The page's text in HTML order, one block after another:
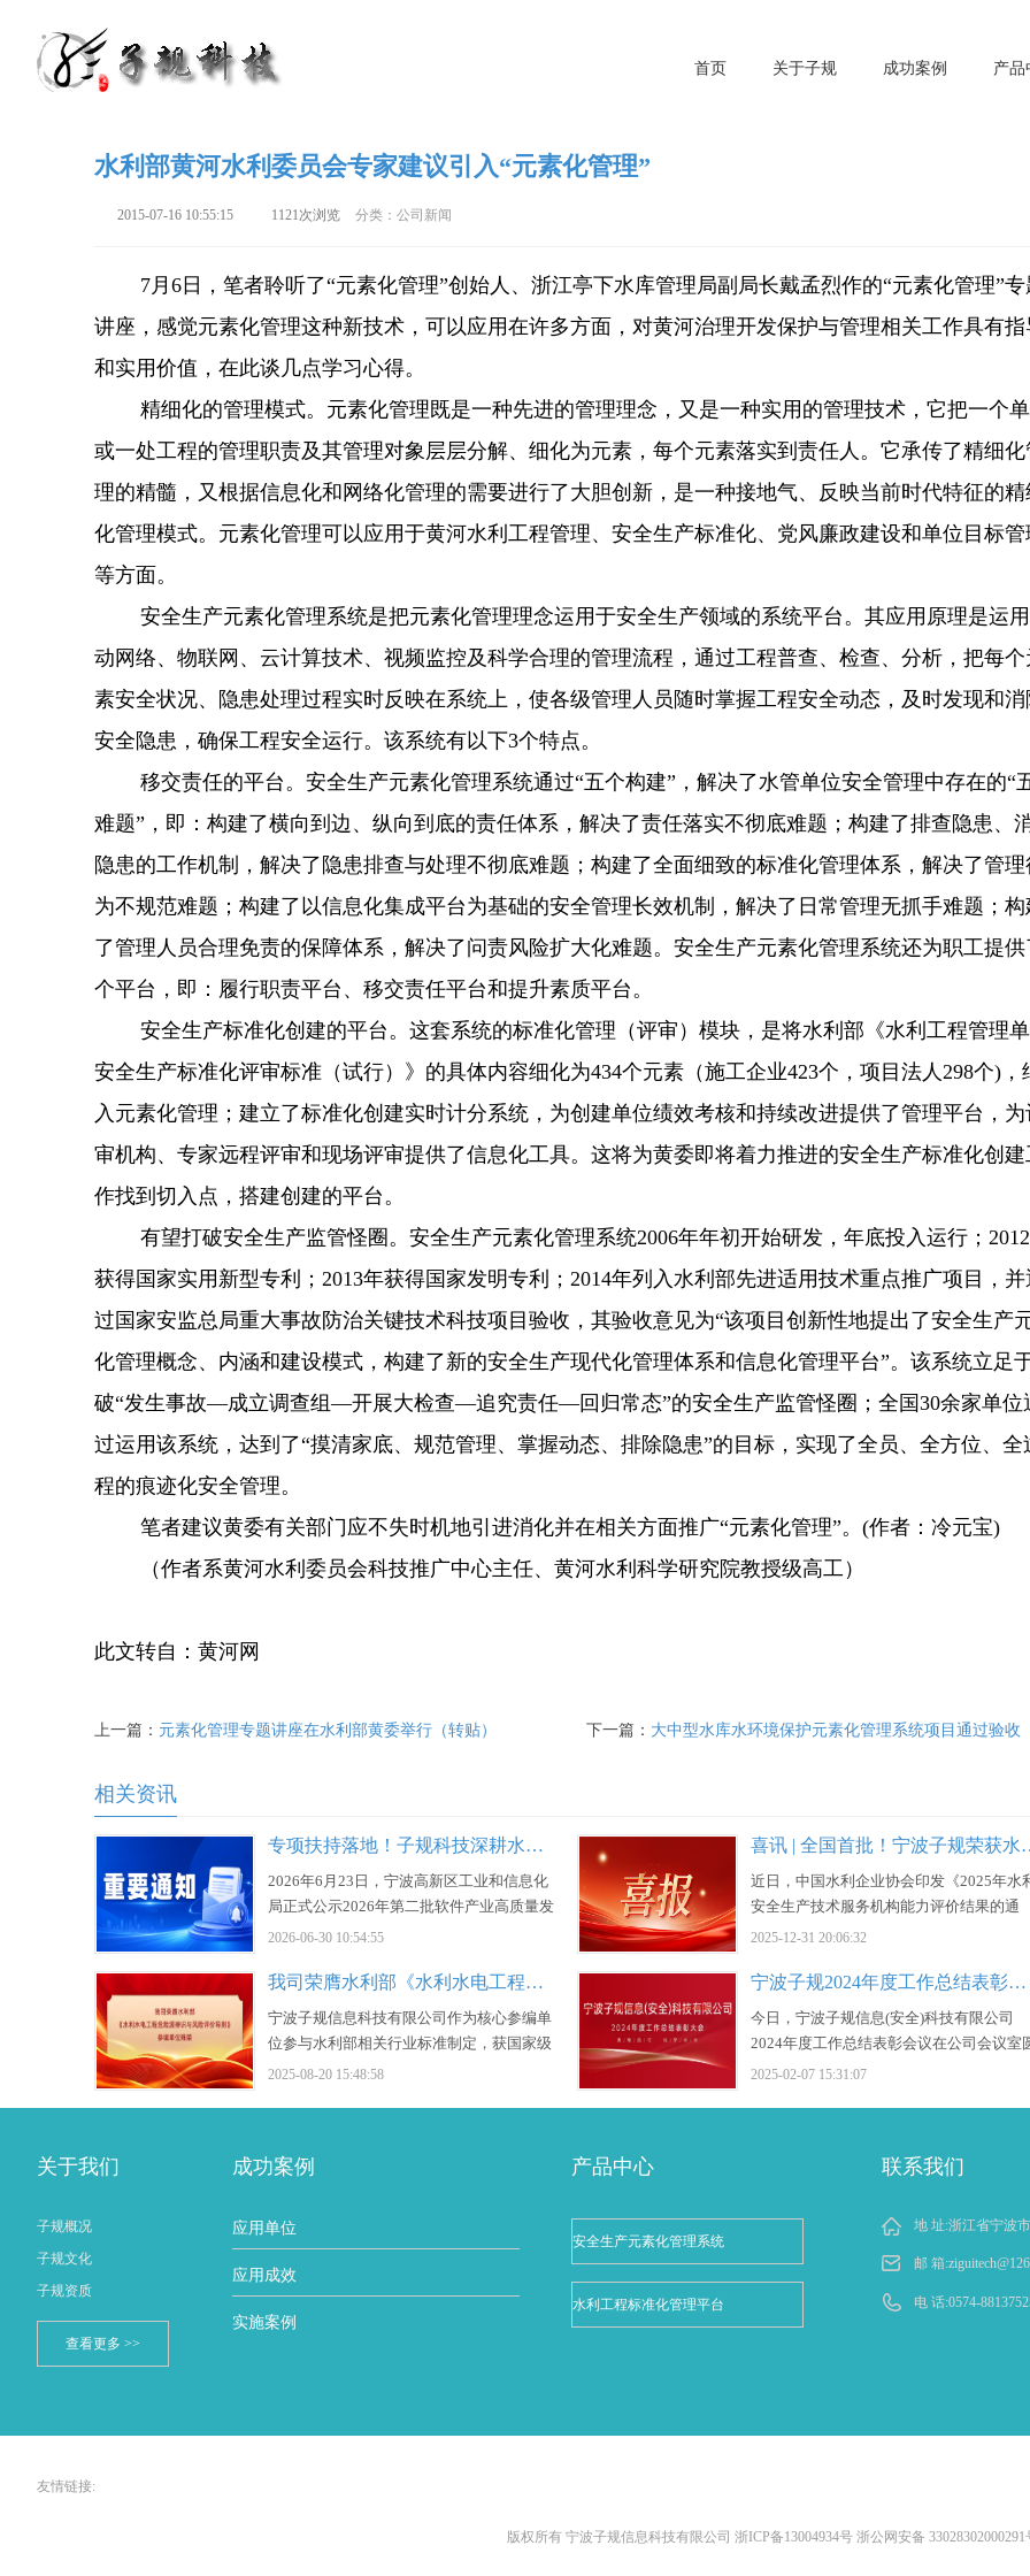
首页 关于子规 成功案例 产品
水利部黄河水利委员会专家建议引入“元素化管理”
2015-07-16 10:55:15 1121次浏览 分类：公司新闻
7月6日，笔者聆听了“元素化管理”创始人、浙江亭下水库管理局副局长戴孟烈作的“元素化管理”专
讲座，感觉元素化管理这种新技术，可以应用在许多方面，对黄河治理开发保护与管理相关工作具有指
和实用价值，在此谈几点学习心得。
精细化的管理模式。元素化管理既是一种先进的管理理念，又是一种实用的管理技术，它把一个
或一处工程的管理职责及其管理对象层层分解、细化为元素，每个元素落实到责任人。它承传了精细化
理的精髓，又根据信息化和网络化管理的需要进行了大胆创新，是一种接地气、反映当前时代特征的精
化管理模式。元素化管理可以应用于黄河水利工程管理、安全生产标准化、党风廉政建设和单位目标管
等方面。
安全生产元素化管理系统是把元素化管理理念运用于安全生产领域的系统平台。其应用原理是运
动网络、物联网、云计算技术、视频监控及科学合理的管理流程，通过工程普查、检查、分析，把每个
素安全状况、隐患处理过程实时反映在系统上，使各级管理人员随时掌握工程安全动态，及时发现和消
安全隐患，确保工程安全运行。该系统有以下3个特点。
移交责任的平台。安全生产元素化管理系统通过“五个构建”，解决了水管单位安全管理中存在的“
难题”，即：构建了横向到边、纵向到底的责任体系，解决了责任落实不彻底难题；构建了排查隐患、
隐患的工作机制，解决了隐患排查与处理不彻底难题；构建了全面细致的标准化管理体系，解决了管理
为不规范难题；构建了以信息化集成平台为基础的安全管理长效机制，解决了日常管理无抓手难题；构
了管理人员合理免责的保障体系，解决了问责风险扩大化难题。安全生产元素化管理系统还为职工提供
个平台，即：履行职责平台、移交责任平台和提升素质平台。
安全生产标准化创建的平台。这套系统的标准化管理（评审）模块，是将水利部《水利工程管理
安全生产标准化评审标准（试行）》的具体内容细化为434个元素（施工企业423个，项目法人298个)，
入元素化管理；建立了标准化创建实时计分系统，为创建单位绩效考核和持续改进提供了管理平台，为
审机构、专家远程评审和现场评审提供了信息化工具。这将为黄委即将着力推进的安全生产标准化创建
作找到切入点，搭建创建的平台。
有望打破安全生产监管怪圈。安全生产元素化管理系统2006年年初开始研发，年底投入运行；
获得国家实用新型专利；2013年获得国家发明专利；2014年列入水利部先进适用技术重点推广项目，并
过国家安监总局重大事故防治关键技术科技项目验收，其验收意见为“该项目创新性地提出了安全生产
化管理概念、内涵和建设模式，构建了新的安全生产现代化管理体系和信息化管理平台”。该系统立足
破“发生事故—成立调查组—开展大检查—追究责任—回归常态”的安全生产监管怪圈；全国30余家单位
过运用该系统，达到了“摸清家底、规范管理、掌握动态、排除隐患”的目标，实现了全员、全方位、全
程的痕迹化安全管理。
笔者建议黄委有关部门应不失时机地引进消化并在相关方面推广“元素化管理”。(作者：冷元宝)
（作者系黄河水利委员会科技推广中心主任、黄河水利科学研究院教授级高工）
此文转自：黄河网
上一篇： 元素化管理专题讲座在水利部黄委举行（转贴） 下一篇： 大中型水库水环境保护元素化管理系统项目通过验收
相关资讯
专项扶持落地！子规科技深耕水利安全软件，入选高新区软件产业专项资金拟补助名单
2026年6月23日，宁波高新区工业和信息化
局正式公示2026年第二批软件产业高质量发
展专项资金拟补助企业名单。全区共计45家
持，专项补助总金额达877.14万元，宁波子
规信息科技凭借水利安全领域自研软件成果
成功入选本次扶持名录。作为深耕水…
2026-06-30 10:54:55
喜讯 | 全国首批！宁波子
近日，中国水利企业协会印发《2025年水
安全生产技术服务机构能力评价结果的通
知》，本次评级全国共产生24家达标单位，
信息科技有限公司凭借扎实的技术实力、规
范的服务体系与良好的行业信誉，荣获最高
等级——A级。这是我司发展进程中…
2025-12-31 20:06:32
我司荣膺水利部《水利水电工程危险源辨识与风险评价导则》参编单位殊荣
宁波子规信息科技有限公司作为核心参编单
位参与水利部相关行业标准制定，获国家级
认可，标志其从标准“执行者”成为“制定
2025-08-20 15:48:58
宁波子规2024年度工作总结表彰大会
今日，宁波子规信息(安全)科技有限公司
2024年度工作总结表彰会议在公司会议室
满举行，全体员工齐聚一堂，共同回顾过去
2025-02-07 15:31:07
关于我们
子规概况
子规文化
子规资质
查看更多 >>
成功案例
应用单位
应用成效
实施案例
产品中心
安全生产元素化管理系统
水利工程标准化管理平台
联系我们
地 址:浙江省宁波
邮 箱:
电 话:0574-
友情链接:
版权所有 宁波子规信息科技有限公司 浙ICP备13004934号 浙公网安备 33028302000291